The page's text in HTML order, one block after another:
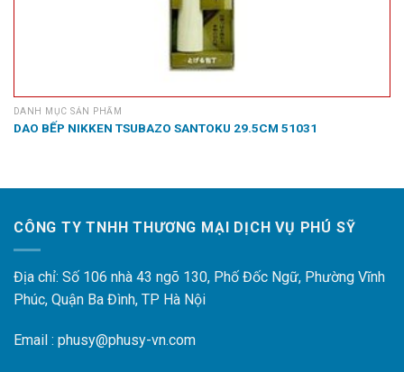
DANH MỤC SẢN PHẨM
DAO BẾP NIKKEN TSUBAZO SANTOKU 29.5CM 51031
CÔNG TY TNHH THƯƠNG MẠI DỊCH VỤ PHÚ SỸ
Địa chỉ: Số 106 nhà 43 ngõ 130, Phố Đốc Ngữ, Phường Vĩnh
Phúc, Quận Ba Đình, TP Hà Nội
Email : phusy@phusy-vn.com